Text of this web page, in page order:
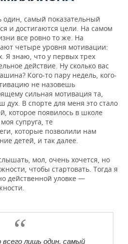
самый показательный
и достигаются цели. На самом
все ровно то же. На
четыре уровня мотивации:
Я знаю, что у первых трех
действие. Ну сколько вас
Кого-то пару недель, кого-
не назовешь
сильная мотивация та,
дух. В спорте для меня это стало
которое появилось в школе
супруга, те
которые позволили нам
детей, и так далее.
мол, очень хочется, но
чтобы стартовать. Тогда я
действенной уловке —
лишь один, самый